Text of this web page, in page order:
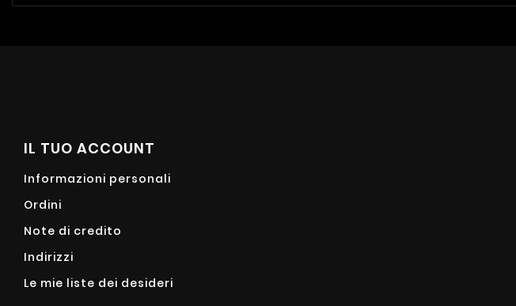
IL TUO ACCOUNT
Informazioni personali
Ordini
Note di credito
Indirizzi
Le mie liste dei desideri